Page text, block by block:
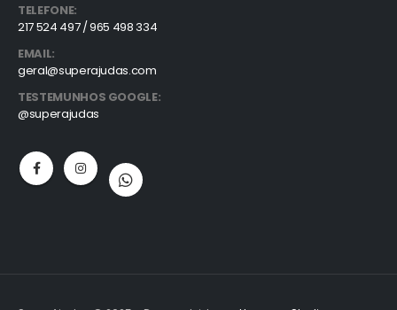
TELEFONE:
217 524 497 / 965 498 334
EMAIL:
geral@superajudas.com
TESTEMUNHOS GOOGLE:
@superajudas